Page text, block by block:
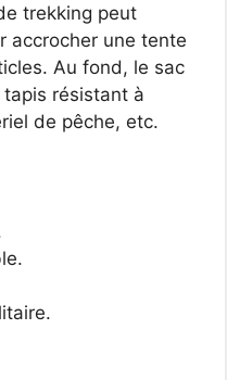
trekking peut
accrocher une tente
Au fond, le sac
résistant à
de pêche, etc.